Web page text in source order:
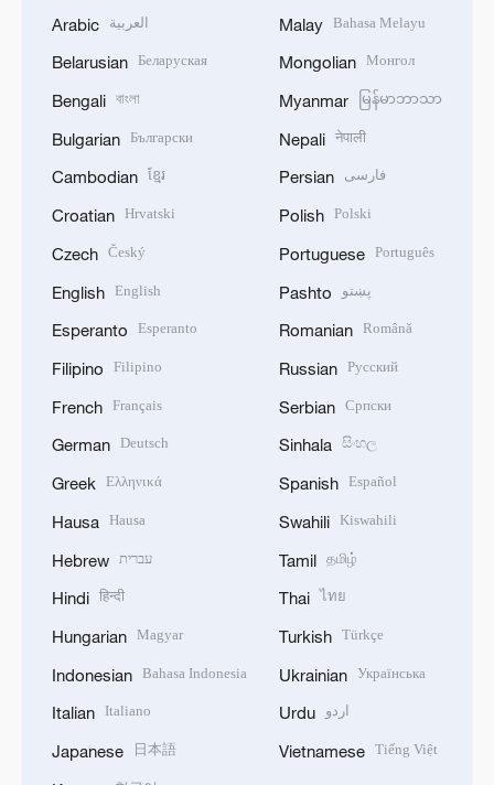
Arabic العربية
Belarusian Беларуская
Bengali বাংলা
Bulgarian Български
Cambodian ខ្មែរ
Croatian Hrvatski
Czech Český
English English
Esperanto Esperanto
Filipino Filipino
French Français
German Deutsch
Greek Ελληνικά
Hausa Hausa
Hebrew עברית
Hindi हिन्दी
Hungarian Magyar
Indonesian Bahasa Indonesia
Italian Italiano
Japanese 日本語
Malay Bahasa Melayu
Mongolian Монгол
Myanmar မြန်မာဘာသာ
Nepali नेपाली
Persian فارسی
Polish Polski
Portuguese Português
Pashto پښتو
Romanian Română
Russian Русский
Serbian Српски
Sinhala සිංහල
Spanish Español
Swahili Kiswahili
Tamil தமிழ்
Thai ไทย
Turkish Türkçe
Ukrainian Українська
Urdu اردو
Vietnamese Tiếng Việt